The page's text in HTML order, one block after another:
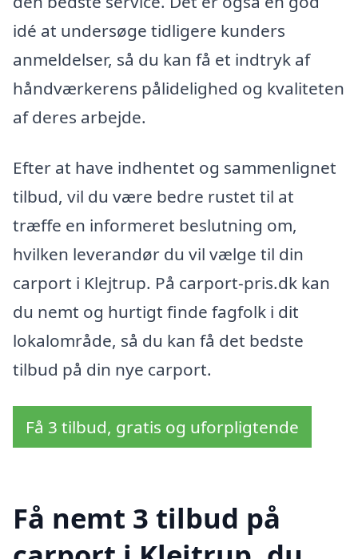
idé at undersøge tidligere kunders
anmeldelser, så du kan få et indtryk af
håndværkerens pålidelighed og kvaliteten
af deres arbejde.
Efter at have indhentet og sammenlignet
tilbud, vil du være bedre rustet til at
træffe en informeret beslutning om,
hvilken leverandør du vil vælge til din
carport i Klejtrup. På carport-pris.dk kan
du nemt og hurtigt finde fagfolk i dit
lokalområde, så du kan få det bedste
tilbud på din nye carport.
Få 3 tilbud, gratis og uforpligtende
Få nemt 3 tilbud på